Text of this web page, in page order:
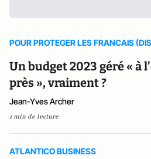
POUR PROTEGER LES FRANCAIS
Un budget 2023 géré « à
près », vraiment ?
Jean-Yves Archer
1 min de lecture
ATLANTICO BUSINESS